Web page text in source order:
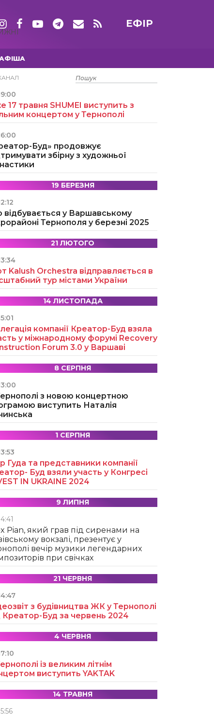
ЕФІР
15 ТРАВНЯ
17 травня SHUMEI виступить з
концертом у Тернополі
Буд» продовжує
збірну з художньої
19 БЕРЕЗНЯ
у Варшавському
Тернополя у березні 2025
21 ЛЮТОГО
Kalush Orchestra відправляється в
тур містами України
14 ЛИСТОПАДА
компанії Креатор-Буд взяла
у міжнародному форумі Recovery
Forum 3.0 у Варшаві
8 СЕРПНЯ
з новою концертною
виступить Наталія
1 СЕРПНЯ
Гуда та представники компанії
Буд взяли участь у Конгресі
IN UKRAINE 2024
9 ЛИПНЯ
Pian, який грав під сиренами на
вокзалі, презентує у
вечір музики легендарних
при свічках
21 ЧЕРВНЯ
з будівництва ЖК у Тернополі
Креатор-Буд за червень 2024
4 ЧЕРВНЯ
із великим літнім
виступить YAKTAK
14 ТРАВНЯ